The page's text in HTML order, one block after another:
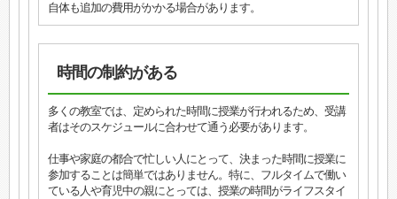
自体も追加の費用がかかる場合があります。
時間の制約がある
多くの教室では、定められた時間に授業が行われるため、受講
者はそのスケジュールに合わせて通う必要があります。
仕事や家庭の都合で忙しい人にとって、決まった時間に授業に
参加することは簡単ではありません。特に、フルタイムで働い
ている人や育児中の親にとっては、授業の時間がライフスタイ